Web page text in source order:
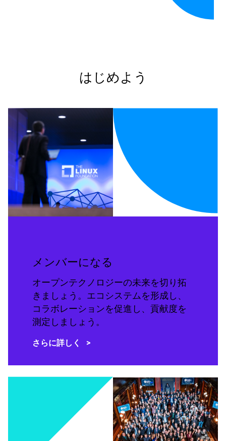
はじめよう
メンバーになる
オープンテクノロジーの未来を切り拓
きましょう。エコシステムを形成し、
コラボレーションを促進し、貢献度を
測定しましょう。
さらに詳しく